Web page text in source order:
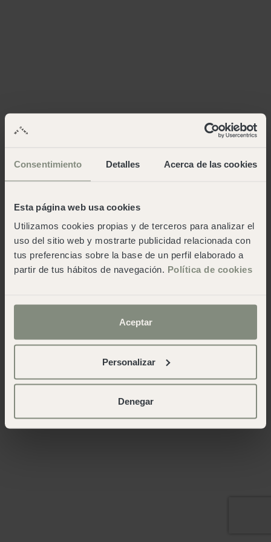
Consentimiento Detalles Acerca de las cookies
Esta página web usa cookies
Utilizamos cookies propias y de terceros para analizar el
uso del sitio web y mostrarte publicidad relacionada con
tus preferencias sobre la base de un perfil elaborado a
partir de tus hábitos de navegación. Política de cookies
Aceptar
Personalizar
Denegar